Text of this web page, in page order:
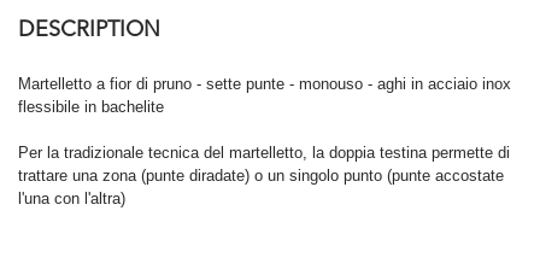
DESCRIPTION
Martelletto a fior di pruno - sette punte - monouso - aghi in acciaio inox
flessibile in bachelite
Per la tradizionale tecnica del martelletto, la doppia testina permette di
trattare una zona (punte diradate) o un singolo punto (punte accostate
l'una con l'altra)